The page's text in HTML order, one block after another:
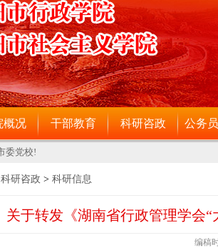
科研咨政 > 科研信息
关于转发《湖南省行政管理学会
编稿